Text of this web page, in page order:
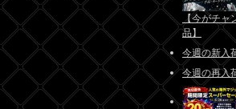
【今がチャ
品】
今週の新入
今週の再入